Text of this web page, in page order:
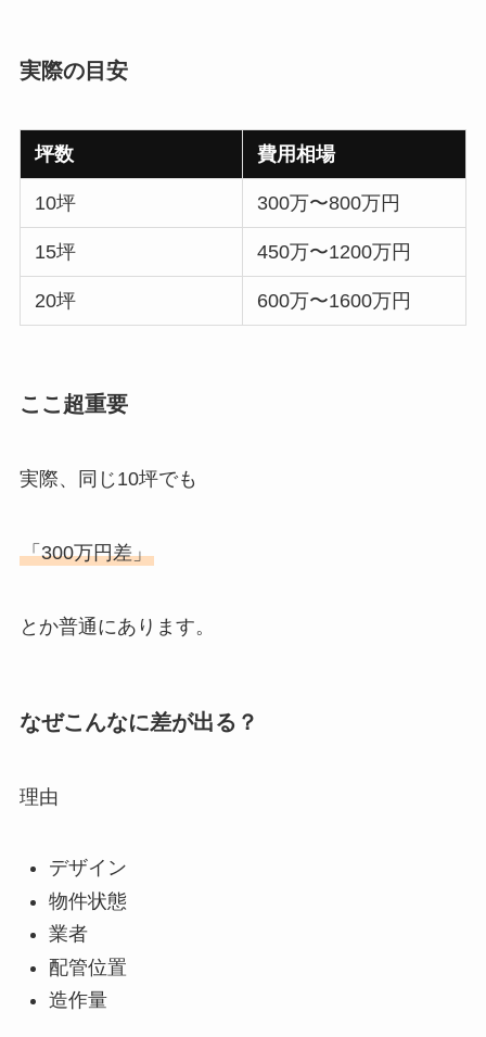
実際の目安
坪数 費用相場
10坪 300万〜800万円
15坪 450万〜1200万円
20坪 600万〜1600万円
ここ超重要
実際、同じ10坪でも
「300万円差」
とか普通にあります。
なぜこんなに差が出る？
理由
デザイン
物件状態
業者
配管位置
造作量